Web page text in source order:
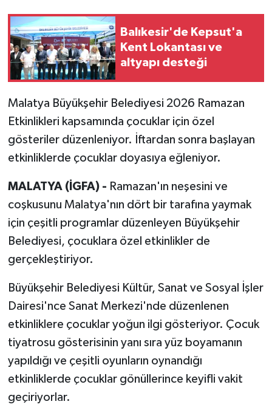
Balıkesir'de Kepsut'a
Kent Lokantası ve
altyapı desteği
Malatya Büyükşehir Belediyesi 2026 Ramazan
Etkinlikleri kapsamında çocuklar için özel
gösteriler düzenleniyor. İftardan sonra başlayan
etkinliklerde çocuklar doyasıya eğleniyor.
MALATYA (İGFA) - Ramazan'ın neşesini ve
coşkusunu Malatya'nın dört bir tarafına yaymak
için çeşitli programlar düzenleyen Büyükşehir
Belediyesi, çocuklara özel etkinlikler de
gerçekleştiriyor.
Büyükşehir Belediyesi Kültür, Sanat ve Sosyal İşler
Dairesi'nce Sanat Merkezi'nde düzenlenen
etkinliklere çocuklar yoğun ilgi gösteriyor. Çocuk
tiyatrosu gösterisinin yanı sıra yüz boyamanın
yapıldığı ve çeşitli oyunların oynandığı
etkinliklerde çocuklar gönüllerince keyifli vakit
geçiriyorlar.